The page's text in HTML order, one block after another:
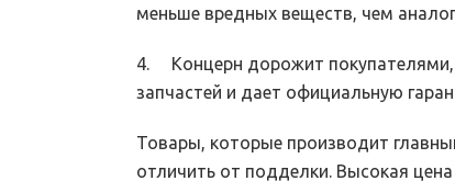
меньше вредных веществ, чем
4. Концерн дорожит покупателями,
запчастей и дает официальную
Товары, которые производит
отличить от подделки. Высокая